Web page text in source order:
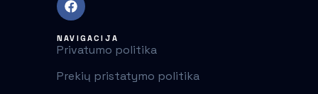
NAVIGACIJA
Privatumo politika
Prekių pristatymo politika